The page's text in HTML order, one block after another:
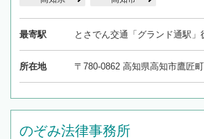
最寄駅 とさでん交通「グランド通駅」
所在地 〒780-0862 高知県高知市鷹匠
のぞみ法律事務所